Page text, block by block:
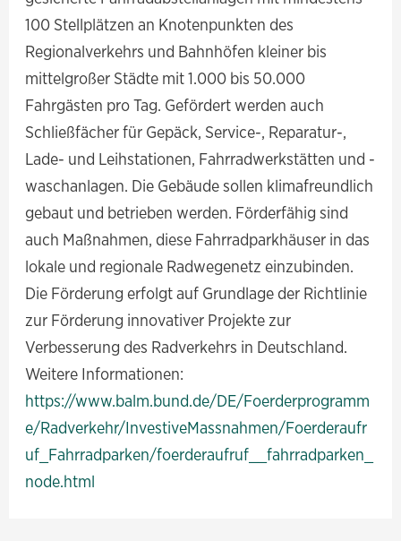
100 Stellplätzen an Knotenpunkten des
Regionalverkehrs und Bahnhöfen kleiner bis
mittelgroßer Städte mit 1.000 bis 50.000
Fahrgästen pro Tag. Gefördert werden auch
Schließfächer für Gepäck, Service-, Reparatur-,
Lade- und Leihstationen, Fahrradwerkstätten und -
waschanlagen. Die Gebäude sollen klimafreundlich
gebaut und betrieben werden. Förderfähig sind
auch Maßnahmen, diese Fahrradparkhäuser in das
lokale und regionale Radwegenetz einzubinden.
Die Förderung erfolgt auf Grundlage der Richtlinie
zur Förderung innovativer Projekte zur
Verbesserung des Radverkehrs in Deutschland.
Weitere Informationen:
https://www.balm.bund.de/DE/Foerderprogramm
e/Radverkehr/InvestiveMassnahmen/Foerderaufr
uf_Fahrradparken/foerderaufruf__fahrradparken_
node.html